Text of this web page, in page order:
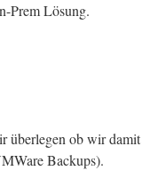
Prem Lösung.
überlegen ob wir damit
Backups).